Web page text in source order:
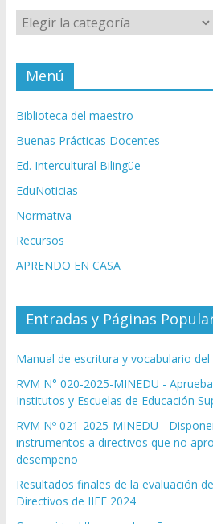
Categorías
Menú
Biblioteca del maestro
Buenas Prácticas Docentes
Ed. Intercultural Bilingüe
EduNoticias
Normativa
Recursos
APRENDO EN CASA
Entradas y Páginas
Manual de escritura y vocabulario
RVM N° 020-2025-MINEDU -
Institutos y Escuelas de Educación
RVM Nº 021-2025-MINEDU -
instrumentos a directivos que no
desempeño
Resultados finales de la evaluación
Directivos de IIEE 2024